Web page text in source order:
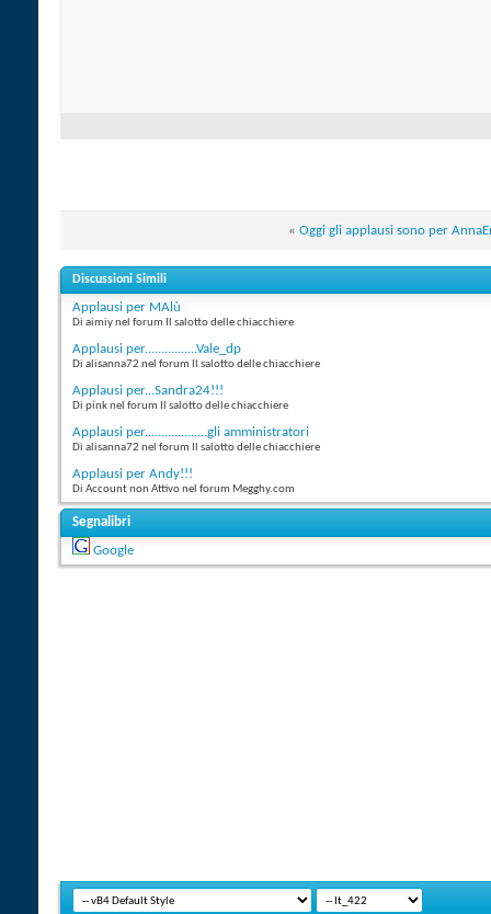
« Oggi gli applausi sono per
Discussioni Simili
Applausi per MAlù
Di aimiy nel forum Il salotto delle chiacchiere
Applausi per................Vale_dp
Di alisanna72 nel forum Il salotto delle chiacchiere
Applausi per...Sandra24!!!
Di pink nel forum Il salotto delle chiacchiere
Applausi per...................gli amministratori
Di alisanna72 nel forum Il salotto delle chiacchiere
Applausi per Andy!!!
Di Account non Attivo nel forum Megghy.com
Segnalibri
Google